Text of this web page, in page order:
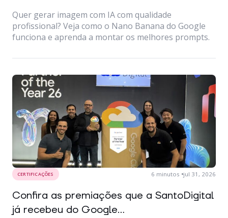
Quer gerar imagem com IA com qualidade
profissional? Veja como o Nano Banana do Google
funciona e aprenda a montar os melhores prompts.
CERTIFICAÇÕES 6 minutos jul 31, 2026
Confira as premiações que a SantoDigital
já recebeu do Google...